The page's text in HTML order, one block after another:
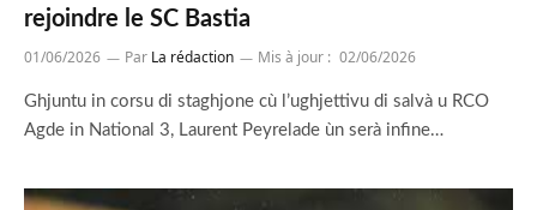
rejoindre le SC Bastia
01/06/2026 Par La rédaction Mis à jour : 02/06/2026
Ghjuntu in corsu di staghjone cù l’ughjettivu di salvà u RCO
Agde in National 3, Laurent Peyrelade ùn serà infine…